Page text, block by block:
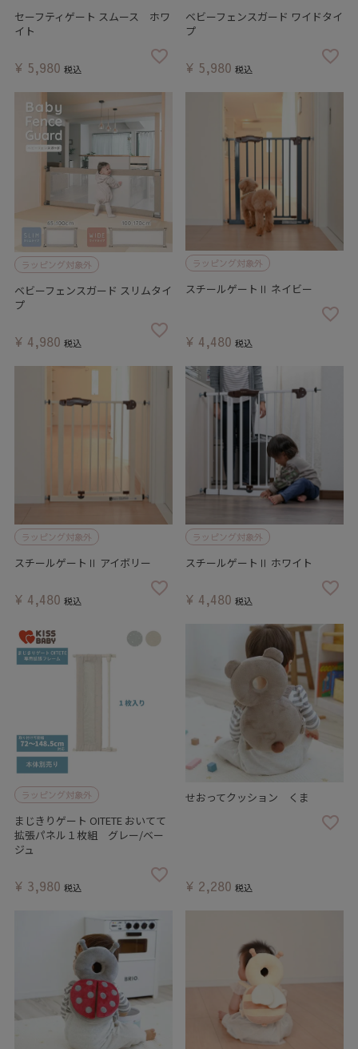
セーフティゲート スムース ホワ
イト
¥ 5,980 税込
ベビーフェンスガード ワイドタイ
プ
¥ 5,980 税込
ラッピング対象外
ベビーフェンスガード スリムタイ
プ
¥ 4,980 税込
ラッピング対象外
スチールゲートⅡ ネイビー
¥ 4,480 税込
ラッピング対象外
スチールゲートⅡ アイボリー
¥ 4,480 税込
ラッピング対象外
スチールゲートⅡ ホワイト
¥ 4,480 税込
ラッピング対象外
まじきりゲート OITETE おいてて
拡張パネル１枚組 グレー/ベー
ジュ
¥ 3,980 税込
せおってクッション くま
¥ 2,280 税込